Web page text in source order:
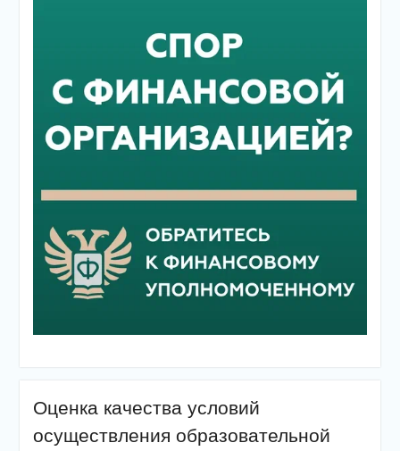
Оценка качества условий
осуществления образовательной